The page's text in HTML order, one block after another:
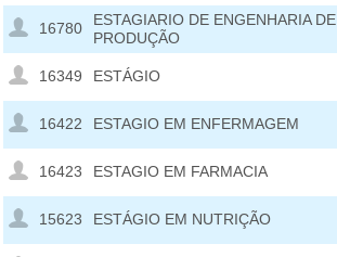
16780
ESTAGIARIO DE ENGENHARIA DE
PRODUÇÃO
16349 ESTÁGIO
16422 ESTAGIO EM ENFERMAGEM
16423 ESTAGIO EM FARMACIA
15623 ESTÁGIO EM NUTRIÇÃO